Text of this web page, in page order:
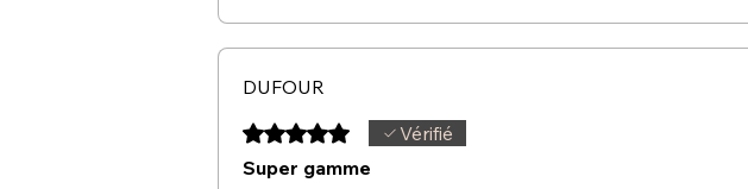
DUFOUR
Noté 5 sur 5.
Vérifié
Super gamme